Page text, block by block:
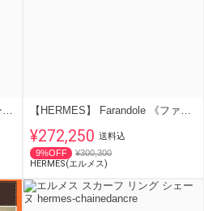
¥272,250 送料込
9%OFF
¥300,300
HERMES(エルメス)